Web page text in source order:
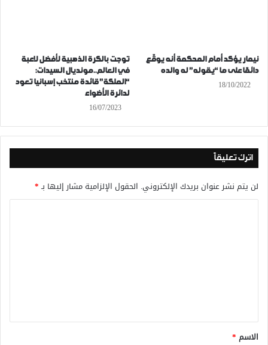
نيمار يؤكد أمام المحكمة أنه يوقّع
دائمًا على ما “يقوله” له والده
18/10/2022
توجت بالكرة الذهبية لأفضل لاعبة
في العالم..مونديال السيدات:
“الملكة” قائدة منتخب إسبانيا تعود
لدائرة الأضواء
16/07/2023
اترك تعليقاً
لن يتم نشر عنوان بريدك الإلكتروني. الحقول الإلزامية مشار إليها بـ*
*
الاسم *